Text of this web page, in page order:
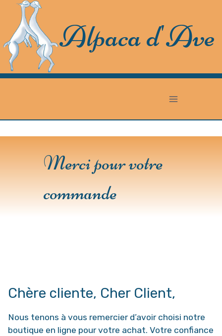
content
Alpaca d'Ave
Merci pour votre
commande
Chère cliente, Cher Client,
Nous tenons à vous remercier d’avoir choisi notre
boutique en ligne pour votre achat. Votre confiance